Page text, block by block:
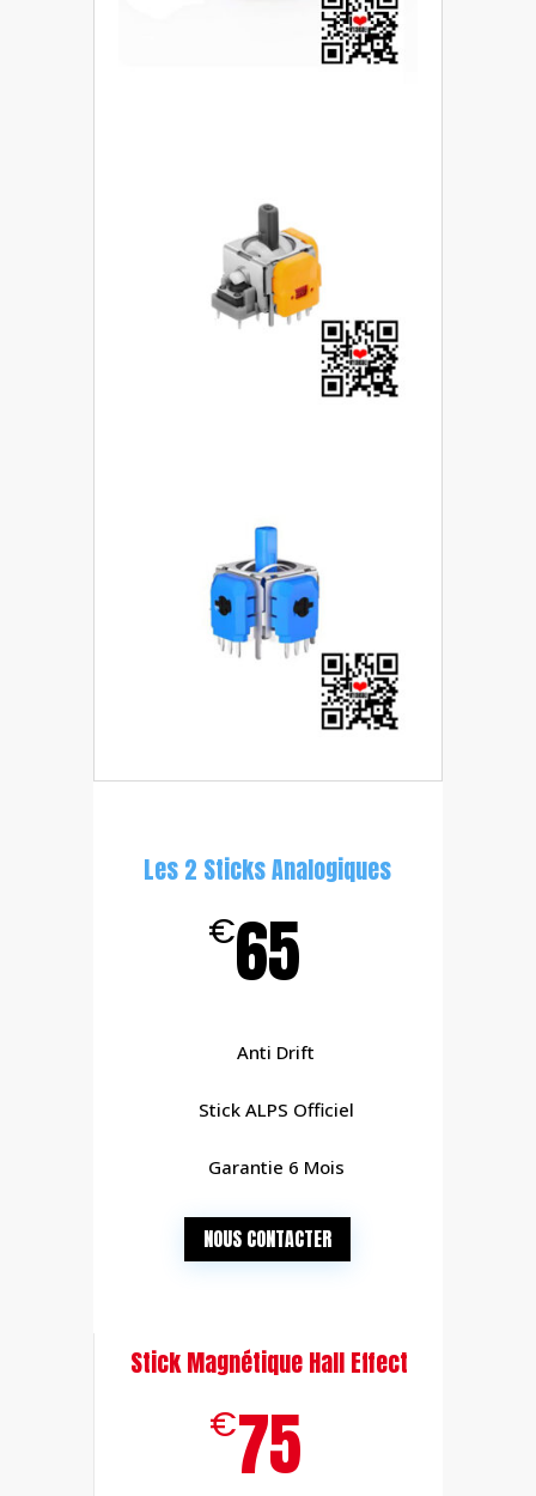
Les 2 Sticks Analogiques
€65
Anti Drift
Stick ALPS Officiel
Garantie 6 Mois
NOUS CONTACTER
Stick Magnétique Hall Effect
€75